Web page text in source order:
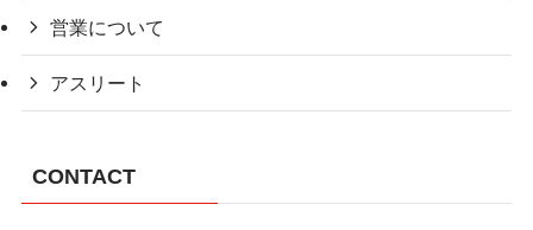
営業について
アスリート
CONTACT